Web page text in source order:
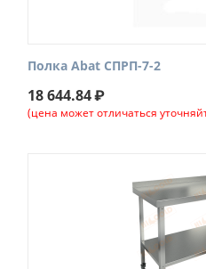
Полка Abat СПРП-7-2
18 644.84₽
(цена может отличаться